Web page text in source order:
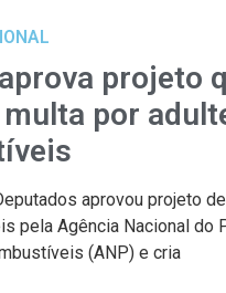
projeto
por
aprovou projeto
pela Agência Nacional do
(ANP) e cria